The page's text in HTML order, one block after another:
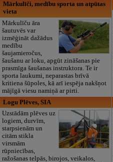
Mārkulīči, medību sporta un atpūtas
vieta
Mārkulīču āra
šautuvēs var
izmēģināt dažādus
medību
šaujamieročus,
šaušanu ar loku, apgūt zināšanas pie
prasmīga šaušanas instruktora. Te ir
sporta laukumi, neparastas brīvā
kritiena šūpoles, kā arī iespēja nakšņot
mājīgā viesu namiņā ar pirti.
Logu Plēves, SIA
Uzstādām plēves uz
logiem, durvīm,
starpsienām un
citām stikla
virsmām
rūpniecības,
ražošanas telpās, birojos, veikalos,